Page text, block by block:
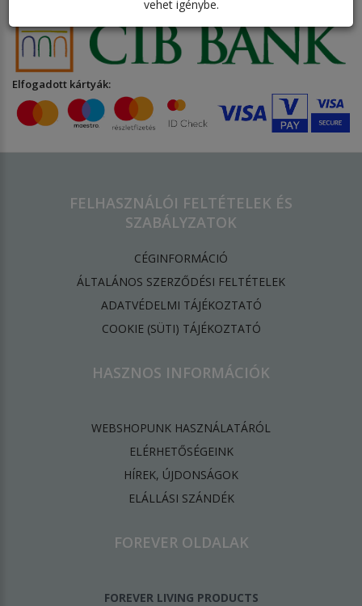
vehet igénybe.
Bankkártyás fizetési szolgáltató:
Elfogadott kártyák:
FELHASZNÁLÓI FELTÉTELEK ÉS
SZABÁLYZATOK
CÉGINFORMÁCIÓ
ÁLTALÁNOS SZERZŐDÉSI FELTÉTELEK
ADATVÉDELMI TÁJÉKOZTATÓ
​COOKIE (SÜTI) TÁJÉKOZTATÓ
HASZNOS INFORMÁCIÓK
WEBSHOPUNK HASZNÁLATÁRÓL
ELÉRHETŐSÉGEINK
HÍREK, ÚJDONSÁGOK
ELÁLLÁSI SZÁNDÉK
FOREVER OLDALAK
FOREVER LIVING PRODUCTS